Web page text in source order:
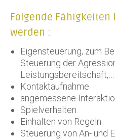
Folgende
werden :
Eigensteuerung, zum
Steuerung der
Leistungsbereitschaft,…
Kontaktaufnahme
angemessene
Spielverhalten
Einhalten von Regeln
Steuerung von An- und